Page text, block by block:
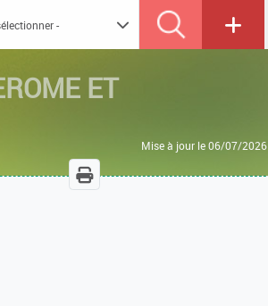
ET
Mise à jour le 06/07/2026